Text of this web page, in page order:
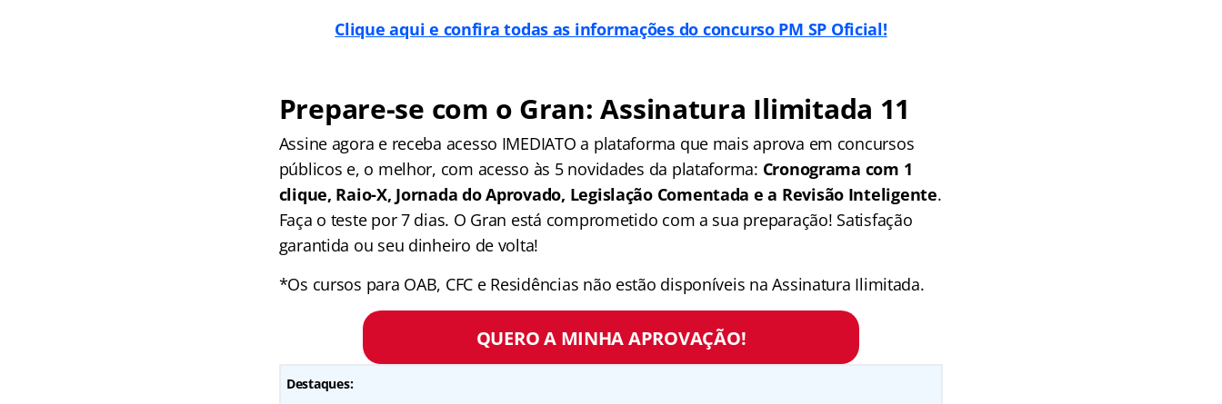
Clique aqui e confira todas as informações do concurso PM SP Oficial!
Prepare-se com o Gran: Assinatura Ilimitada 11
Assine agora e receba acesso IMEDIATO a plataforma que mais aprova em concursos
públicos e, o melhor, com acesso às 5 novidades da plataforma: Cronograma com 1
clique, Raio-X, Jornada do Aprovado, Legislação Comentada e a Revisão Inteligente.
Faça o teste por 7 dias. O Gran está comprometido com a sua preparação! Satisfação
garantida ou seu dinheiro de volta!
*Os cursos para OAB, CFC e Residências não estão disponíveis na Assinatura Ilimitada.
QUERO A MINHA APROVAÇÃO!
Destaques: